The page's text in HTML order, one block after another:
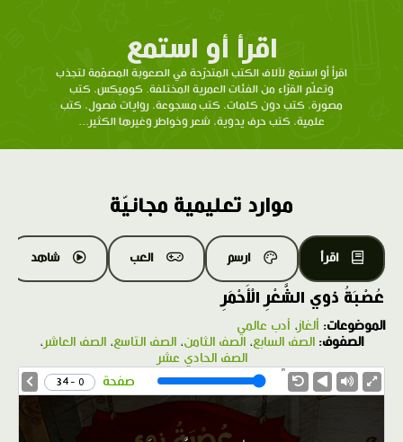
اقرأ أو استمع
اقرأ أو استمع لآلاف الكتب المتدرّحة في الصعوبة المصمّمة لتجذب
وتعلّم القرّاء من الفئات العمرية المختلفة. كوميكس، كتب
مصورة، كتب دون كلمات، كتب مسجوعة، روايات فصول، كتب
علمية، كتب حرف يدوية، شعر وخواطر وغيرها الكثير...
موارد تعليمية مجانيّة
اقرأ ارسم العب شاهد
عُصْبَةُ ذوي الشَّعْرِ الْأَحْمَرِ
الموضوعات: ألغاز،
أدب عالمي
الصفوف: الصف السابع، الصف الثامن، الصف التاسع، الصف العاشر،
الصف الحادي عشر
صفحة 0 - 34